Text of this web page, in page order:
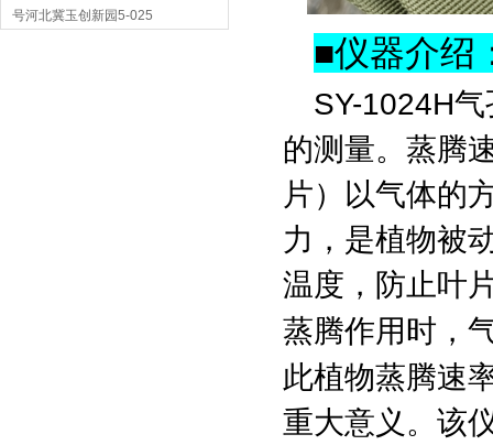
号河北冀玉创新园5-025
■仪器介绍
SY-1024H
的测量。蒸腾
片）以气体的
力，是植物被
温度，防止叶
蒸腾作用时，
此植物蒸腾速
重大意义。该